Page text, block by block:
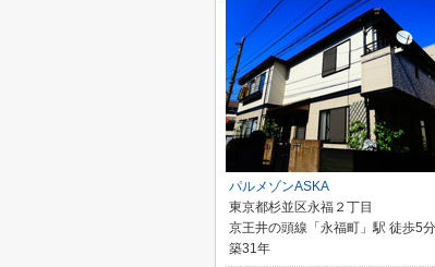
パルメゾンASKA
東京都杉並区永福２丁目
京王井の頭線「永福町」駅 徒歩5分
築31年